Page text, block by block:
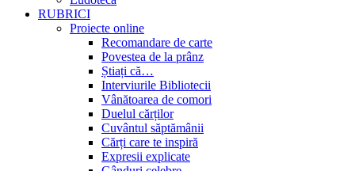
RUBRICI
Proiecte online
Recomandare de carte
Povestea de la prânz
Știați că…
Interviurile Bibliotecii
Vânătoarea de comori
Duelul cărților
Cuvântul săptămânii
Cărți care te inspiră
Expresii explicate